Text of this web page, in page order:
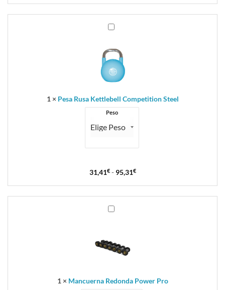
1 × Pesa Rusa Kettlebell Competition Steel
Peso
31,41€ - 95,31€
1 × Mancuerna Redonda Power Pro